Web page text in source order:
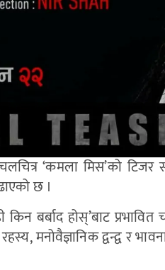
‘कमला मिस’को
छ ।
बर्बाद होस्’बाट
मनोवैज्ञानिक द्वन्द्व र